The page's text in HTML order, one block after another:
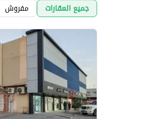
جميع العقارات مفروش